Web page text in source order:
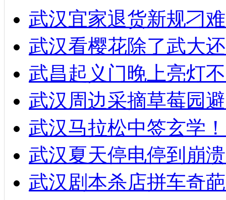
武汉宜家退货新规刁
武汉看樱花除了武大
武昌起义门晚上亮灯
武汉周边采摘草莓园
武汉马拉松中签玄学
武汉夏天停电停到崩
武汉剧本杀店拼车奇